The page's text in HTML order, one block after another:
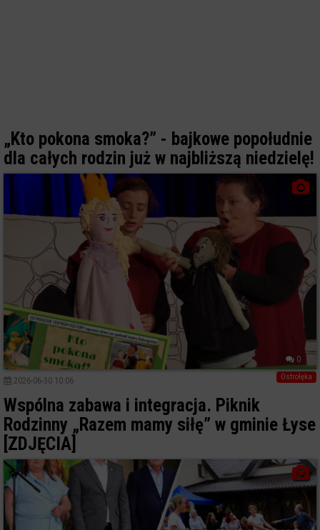
„Kto pokona smoka?” - bajkowe popołudnie
dla całych rodzin już w najbliższą niedzielę!
0
Ostrołęka
2026-06-30 10:06
Wspólna zabawa i integracja. Piknik
Rodzinny „Razem mamy siłę” w gminie Łyse
[ZDJĘCIA]